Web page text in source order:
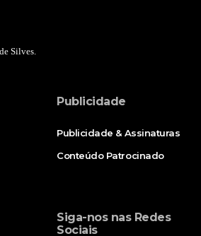
Silves.
Publicidade
Publicidade & Assinaturas
Conteúdo Patrocinado
Siga-nos nas Redes
Sociais